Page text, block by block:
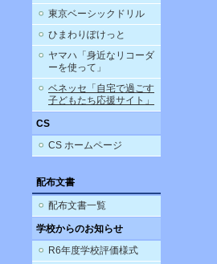
東京ベーシックドリル
ひまわりぽけっと
ヤマハ「身近なリコーダ
ーを使って」
ベネッセ「自宅で過ごす
子どもたち応援サイト」
CS
CS ホームページ
配布文書
配布文書一覧
学校からのお知らせ
R6年度学校評価様式